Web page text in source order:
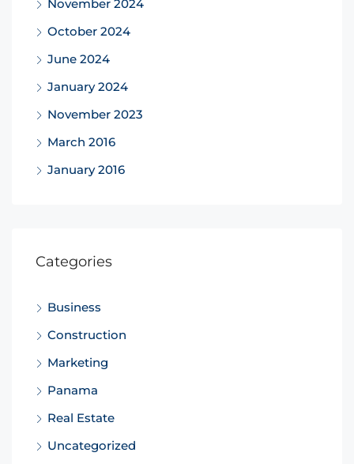
November 2024
October 2024
June 2024
January 2024
November 2023
March 2016
January 2016
Categories
Business
Construction
Marketing
Panama
Real Estate
Uncategorized